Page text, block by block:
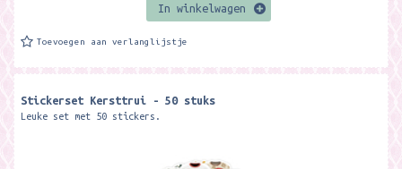
In winkelwagen
Toevoegen aan verlanglijstje
Stickerset Kersttrui - 50 stuks
Leuke set met 50 stickers.